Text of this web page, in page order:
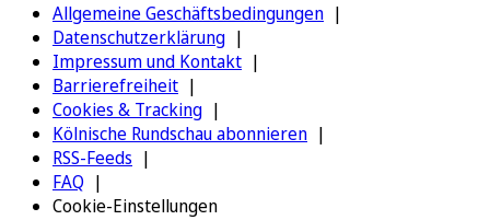
Allgemeine Geschäftsbedingungen
Datenschutzerklärung
Impressum und Kontakt
Barrierefreiheit
Cookies & Tracking
Kölnische Rundschau abonnieren
RSS-Feeds
FAQ
Cookie-Einstellungen